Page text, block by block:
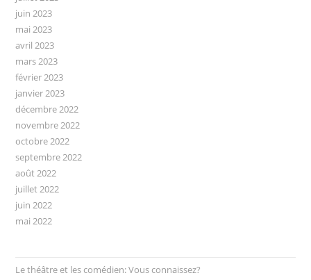
juin 2023
mai 2023
avril 2023
mars 2023
février 2023
janvier 2023
décembre 2022
novembre 2022
octobre 2022
septembre 2022
août 2022
juillet 2022
juin 2022
mai 2022
Le théâtre et les comédien: Vous connaissez?